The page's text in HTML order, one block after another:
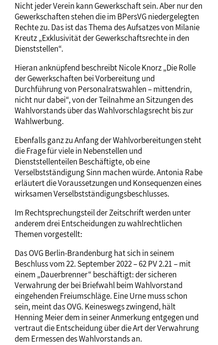
Nicht jeder Verein kann Gewerkschaft sein. Aber nur den
Gewerkschaften stehen die im BPersVG niedergelegten
Rechte zu. Das ist das Thema des Aufsatzes von Milanie
Kreutz „Exklusivität der Gewerkschaftsrechte in den
Dienststellen“.
Hieran anknüpfend beschreibt Nicole Knorz „Die Rolle
der Gewerkschaften bei Vorbereitung und
Durchführung von Personalratswahlen – mittendrin,
nicht nur dabei“, von der Teilnahme an Sitzungen des
Wahlvorstands über das Wahlvorschlagsrecht bis zur
Wahlwerbung.
Ebenfalls ganz zu Anfang der Wahlvorbereitungen steht
die Frage für viele in Nebenstellen und
Dienststellenteilen Beschäftigte, ob eine
Verselbstständigung Sinn machen würde. Antonia Rabe
erläutert die Voraussetzungen und Konsequenzen eines
wirksamen Verselbstständigungsbeschlusses.
Im Rechtsprechungsteil der Zeitschrift werden unter
anderem drei Entscheidungen zu wahlrechtlichen
Themen vorgestellt:
Das OVG Berlin-Brandenburg hat sich in seinem
Beschluss vom 22. September 2022 – 62 PV 2.21 – mit
einem „Dauerbrenner“ beschäftigt: der sicheren
Verwahrung der bei Briefwahl beim Wahlvorstand
eingehenden Freiumschläge. Eine Urne muss schon
sein, meint das OVG. Keineswegs zwingend, hält
Henning Meier dem in seiner Anmerkung entgegen und
vertraut die Entscheidung über die Art der Verwahrung
dem Ermessen des Wahlvorstands an.